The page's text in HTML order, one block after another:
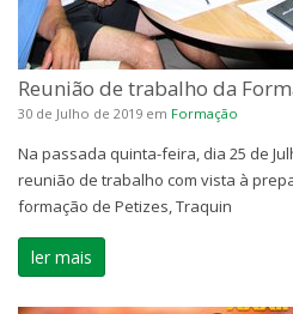
Reunião de trabalho da
30 de Julho de 2019 em Formação
Na passada quinta-feira, dia 25 de
reunião de trabalho com vista à
formação de Petizes, Traquin
ler mais